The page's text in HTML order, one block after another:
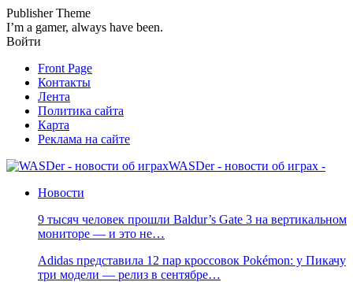
Publisher Theme
I’m a gamer, always have been.
Войти
Front Page
Контакты
Лента
Политика сайта
Карта
Реклама на сайте
WASDer - новости об играх -
Новости
9 тысяч человек прошли Baldur’s Gate 3 на вертикальном
мониторе — и это не…
Adidas представила 12 пар кроссовок Pokémon: у Пикачу
три модели — релиз в сентябре…